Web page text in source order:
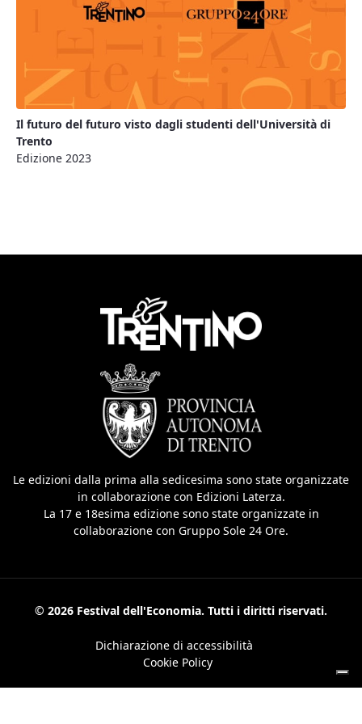
Il futuro del futuro visto dagli studenti dell'Università di
Trento
Edizione 2023
Le edizioni dalla prima alla sedicesima sono state organizzate
in collaborazione con Edizioni Laterza.
La 17 e 18esima edizione sono state organizzate in
collaborazione con Gruppo Sole 24 Ore.
© 2026 Festival dell'Economia. Tutti i diritti riservati.
Dichiarazione di accessibilità
Cookie Policy